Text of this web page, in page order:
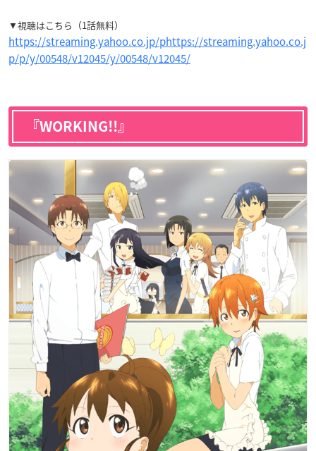
▼視聴はこちら（1話無料）
https://streaming.yahoo.co.jp/phttps://streaming.yahoo.co.j
p/p/y/00548/v12045/y/00548/v12045/
『WORKING!!』